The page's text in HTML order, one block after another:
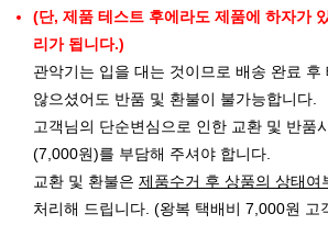
(단, 제품 테스트 후에라도 제품에 하자가
리가 됩니다.)
관악기는 입을 대는 것이므로 배송 완료 후
않으셨어도 반품 및 환불이 불가능합니다.
고객님의 단순변심으로 인한 교환 및 반품
(7,000원)를 부담해 주셔야 합니다.
교환 및 환불은 제품수거 후 상품의 상태여
처리해 드립니다. (왕복 택배비 7,000원 고